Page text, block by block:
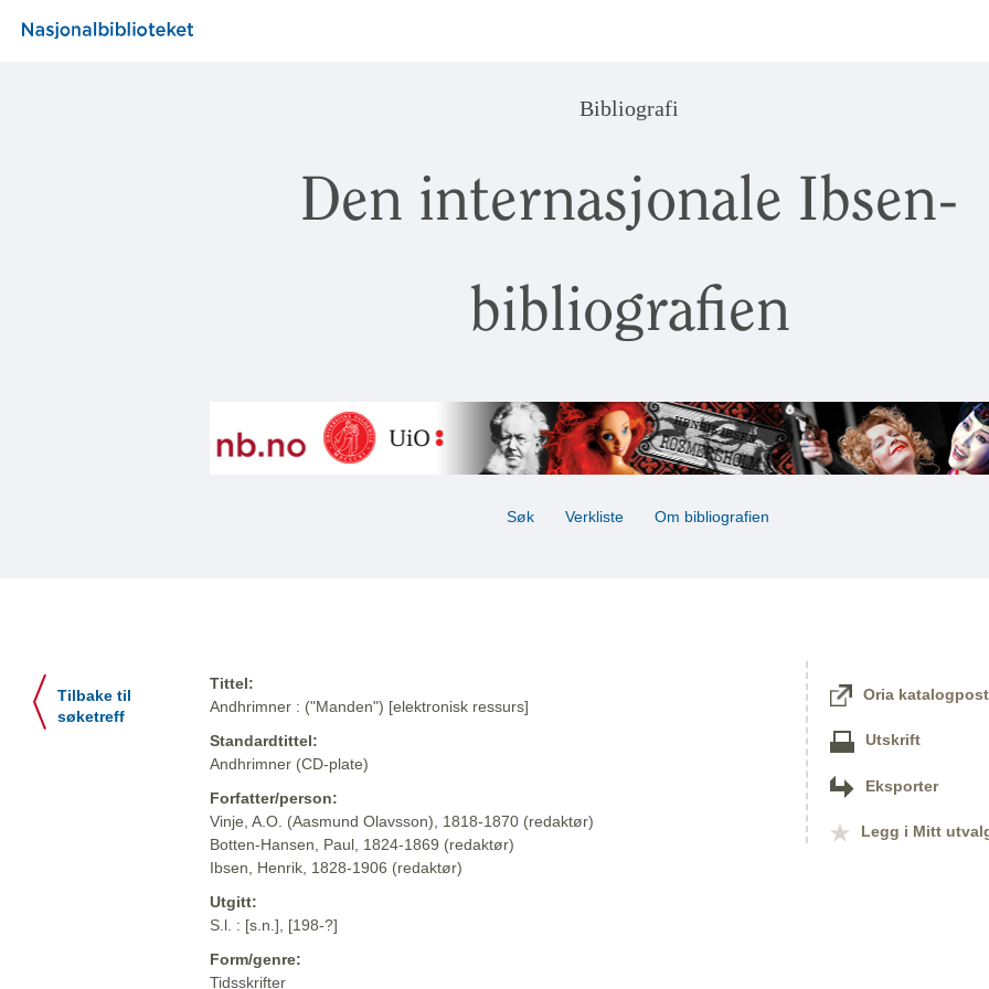
Bibliografi
Den internasjonale Ibsen-
bibliografien
Søk Verkliste Om bibliografien
Tilbake til
søketreff
Tittel:
Andhrimner : ("Manden") [elektronisk ressurs]
Standardtittel:
Andhrimner (CD-plate)
Forfatter/person:
Vinje, A.O. (Aasmund Olavsson), 1818-1870 (redaktør)
Botten-Hansen, Paul, 1824-1869 (redaktør)
Ibsen, Henrik, 1828-1906 (redaktør)
Utgitt:
S.l. : [s.n.], [198-?]
Form/genre:
Tidsskrifter
Oria katalogpost
Utskrift
Eksporter
Legg i Mitt